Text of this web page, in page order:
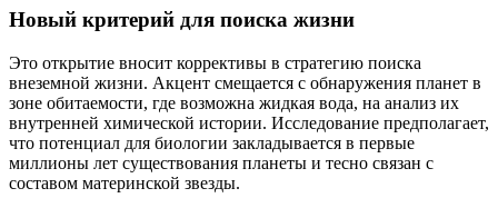
Новый критерий для поиска жизни
Это открытие вносит коррективы в стратегию поиска
внеземной жизни. Акцент смещается с обнаружения планет в
зоне обитаемости, где возможна жидкая вода, на анализ их
внутренней химической истории. Исследование предполагает,
что потенциал для биологии закладывается в первые
миллионы лет существования планеты и тесно связан с
составом материнской звезды.